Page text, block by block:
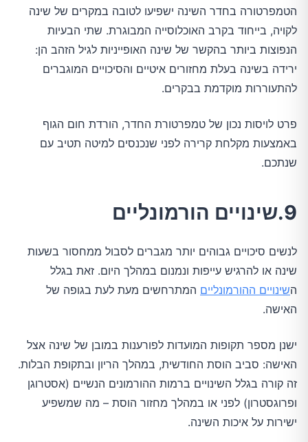
הטמפרטורה בחדר השינה ישפיעו לטובה במקרים של שינה
לקויה, בייחוד בקרב האוכלוסייה המבוגרת. שתי הבעיות
הנפוצות ביותר בהקשר של שינה האופייניות לגיל הזהב הן:
ירידה בשינה בעלת מחזורים איטיים והסיכויים המוגברים
להתעוררות מוקדמת בבקרים.
פרט לויסות נכון של טמפרטורת החדר, הורדת חום הגוף
באמצעות מקלחת קרירה לפני שנכנסים למיטה תטיב עם
שנתכם.
9.שינויים הורמונליים
לנשים סיכויים גבוהים יותר מגברים לסבול ממחסור בשעות
שינה או להרגיש עייפות ונמנום במהלך היום. זאת בגלל
השינויים ההורמונליים המתרחשים מעת לעת בגופה של
האישה.
ישנן מספר תקופות המועדות לפורענות במובן של שינה אצל
האישה: סביב הוסת החודשית, במהלך הריון ובתקופת הבלות.
זה קורה בגלל השינויים ברמות ההורמונים הנשיים (אסטרוגן
ופרוגסטרון) לפני או במהלך מחזור הוסת – מה שמשפיע
ישירות על איכות השינה.